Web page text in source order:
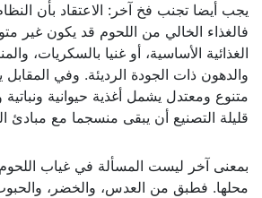
يجب أيضا تجنب فخ آخر: الاعتقاد بأن النظام
فالغذاء الخالي من اللحوم قد يكون غير
الغذائية الأساسية، أو غنيا بالسكريات،
والدهون ذات الجودة الرديئة. وفي
متنوع ومعتدل يشمل أغذية حيوانية
قليلة التصنيع أن يبقى منسجما مع مبادئ
بمعنى آخر ليست المسألة في غياب
محلها. فطبق من العدس، والخضر، والحبوب